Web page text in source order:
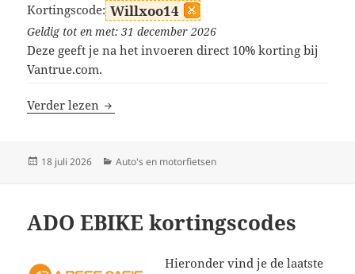
Kortingscode: Willxoo14
Geldig tot en met: 31 december 2026
Deze geeft je na het invoeren direct 10% korting bij
Vantrue.com.
Verder lezen Vantrue kortingscodes
Geplaatst
18 juli 2026 Categorieën
Auto's en motorfietsen
ADO EBIKE kortingscodes
Hieronder vind je de laatste